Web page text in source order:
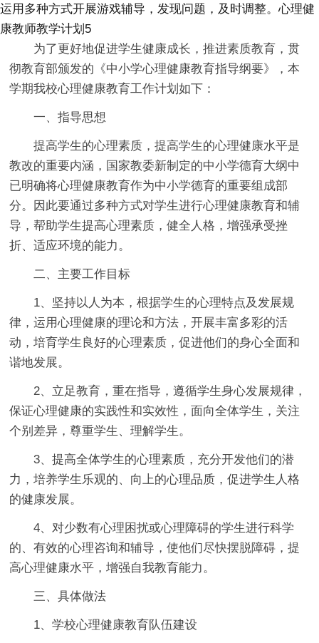
运用多种方式开展游戏辅导，发现问题，及时调整。心理健
康教师教学计划5
为了更好地促进学生健康成长，推进素质教育，贯
彻教育部颁发的《中小学心理健康教育指导纲要》，本
学期我校心理健康教育工作计划如下：
一、指导思想
提高学生的心理素质，提高学生的心理健康水平是
教改的重要内涵，国家教委新制定的中小学德育大纲中
已明确将心理健康教育作为中小学德育的重要组成部
分。因此要通过多种方式对学生进行心理健康教育和辅
导，帮助学生提高心理素质，健全人格，增强承受挫
折、适应环境的能力。
二、主要工作目标
1、坚持以人为本，根据学生的心理特点及发展规
律，运用心理健康的理论和方法，开展丰富多彩的活
动，培育学生良好的心理素质，促进他们的身心全面和
谐地发展。
2、立足教育，重在指导，遵循学生身心发展规律，
保证心理健康的实践性和实效性，面向全体学生，关注
个别差异，尊重学生、理解学生。
3、提高全体学生的心理素质，充分开发他们的潜
力，培养学生乐观的、向上的心理品质，促进学生人格
的健康发展。
4、对少数有心理困扰或心理障碍的学生进行科学
的、有效的心理咨询和辅导，使他们尽快摆脱障碍，提
高心理健康水平，增强自我教育能力。
三、具体做法
1、学校心理健康教育队伍建设